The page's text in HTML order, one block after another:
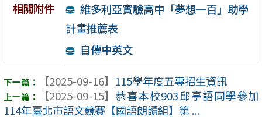
相關附件
維多利亞實驗高中「夢想一百」助學
計畫推薦表
自傳中英文
【2025-09-16】 115學年度五專招生資訊
【2025-09-15】 恭喜本校903邱亭語同學參加
114年臺北市語文競賽【國語朗讀組】第 ...